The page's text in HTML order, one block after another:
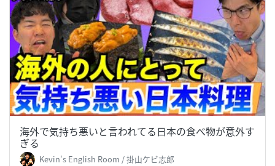
海外で気持ち悪いと言われてる日本の食べ物が意外す
ぎる
Kevin's English Room / 掛山ケビ志郎